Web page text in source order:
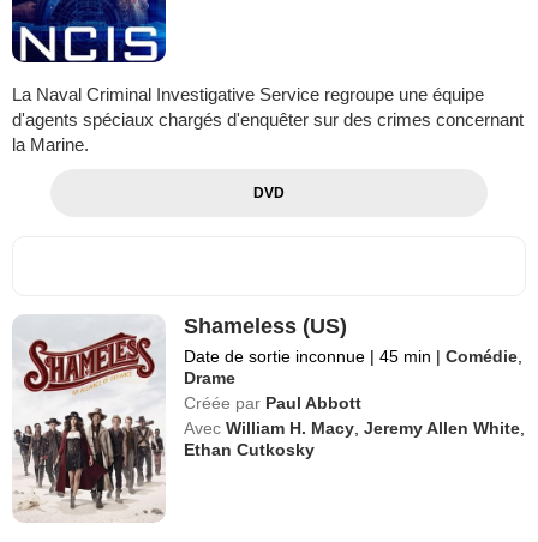
La Naval Criminal Investigative Service regroupe une équipe
d'agents spéciaux chargés d'enquêter sur des crimes concernant
la Marine.
DVD
Shameless (US)
Date de sortie inconnue | 45 min | Comédie
Drame
Créée par Paul Abbott
Avec William H. Macy ,Jeremy Allen White
Ethan Cutkosky